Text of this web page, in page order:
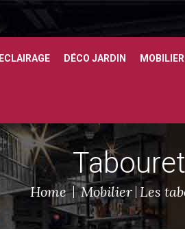
ECLAIRAGE DÉCO JARDIN MOBILIER
Home Mobilier Les